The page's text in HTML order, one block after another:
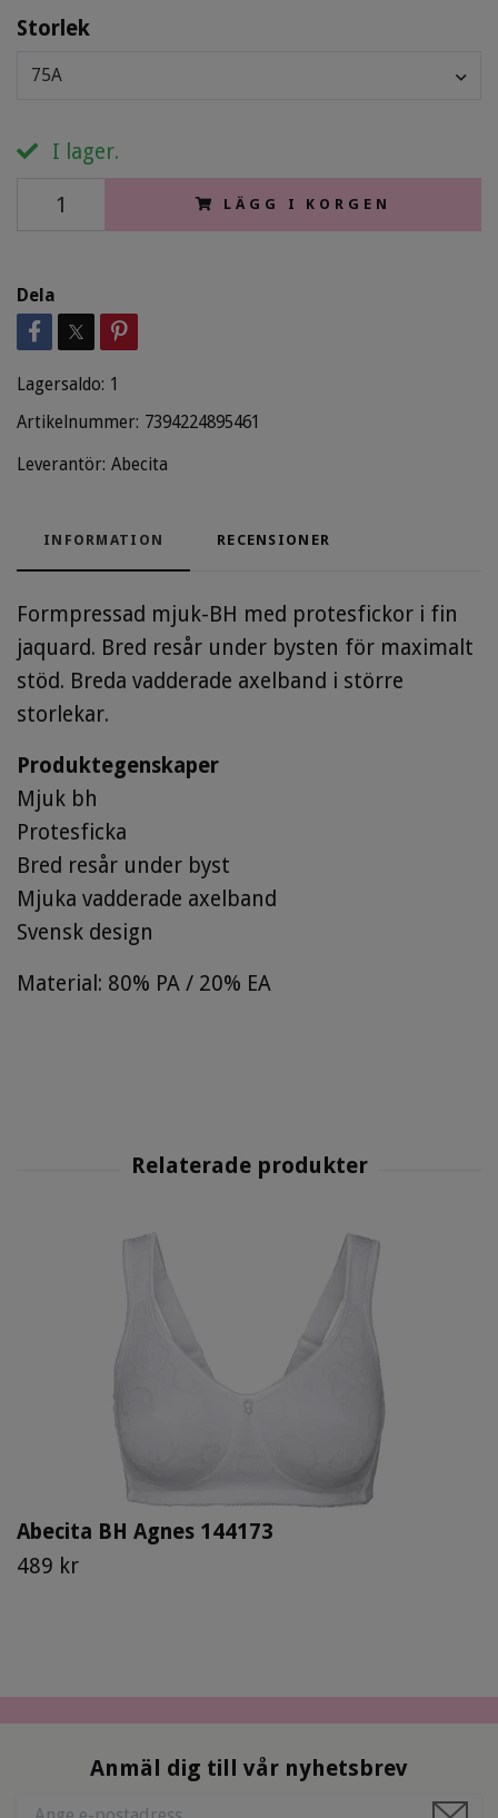
Storlek
75A
I lager.
LÄGG I KORGEN
Dela
Lagersaldo: 1
Artikelnummer: 7394224895461
Leverantör: Abecita
INFORMATION RECENSIONER
Formpressad mjuk-BH med protesfickor i fin
jaquard. Bred resår under bysten för maximalt
stöd. Breda vadderade axelband i större
storlekar.
Produktegenskaper
Mjuk bh
Protesficka
Bred resår under byst
Mjuka vadderade axelband
Svensk design
Material: 80% PA / 20% EA
Abecita BH Agnes 144173
489 kr
Anmäl dig till vår nyhetsbrev